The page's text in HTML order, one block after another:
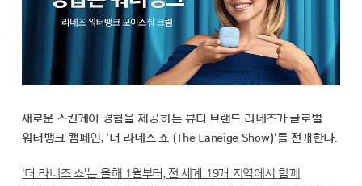
새로운 스킨케어 경험을 제공하는 뷰티 브랜드 라네즈가 글로벌
워터뱅크 캠페인, '더 라네즈 쇼 (The Laneige Show)'를 전개한다.
'더 라네즈 쇼'는 올해 1월부터, 전 세계 19개 지역에서 함께